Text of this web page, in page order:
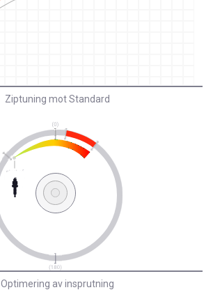
Ziptuning mot Standard
Optimering av insprutning